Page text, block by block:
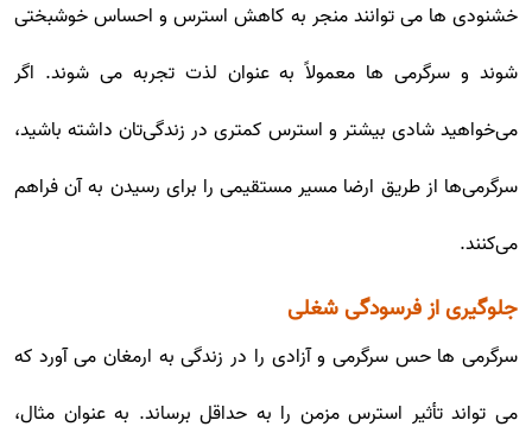
خشنودی ها می توانند منجر به کاهش استرس و احساس خوشبختی
شوند و سرگرمی ها معمولاً به عنوان لذت تجربه می شوند. اگر
می‌خواهید شادی بیشتر و استرس کمتری در زندگی‌تان داشته باشید،
سرگرمی‌ها از طریق ارضا مسیر مستقیمی را برای رسیدن به آن فراهم
می‌کنند.
جلوگیری از فرسودگی شغلی
سرگرمی ها حس سرگرمی و آزادی را در زندگی به ارمغان می آورد که
می تواند تأثیر استرس مزمن را به حداقل برساند. به عنوان مثال،